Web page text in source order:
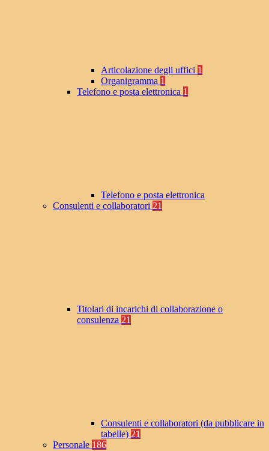
Articolazione degli uffici 1
Organigramma 1
Telefono e posta elettronica 1
Telefono e posta elettronica
Consulenti e collaboratori 21
Titolari di incarichi di collaborazione o
consulenza 21
Consulenti e collaboratori (da pubblicare in
tabelle) 21
Personale 186